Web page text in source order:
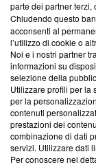
Su di noi
Team editoriale
Corporate
Redazione
Informativa
Cookie Policy
Blasting SA, IDI
parte dei partner
Chiudendo questo
acconsenti al
l’utilizzo di cookie o
Noi e i nostri partner
informazioni su
selezione della
Utilizzare profili per la
per la
contenuti
prestazioni dei
combinazione di dati
servizi. Utilizzare dati
Per conoscere nel